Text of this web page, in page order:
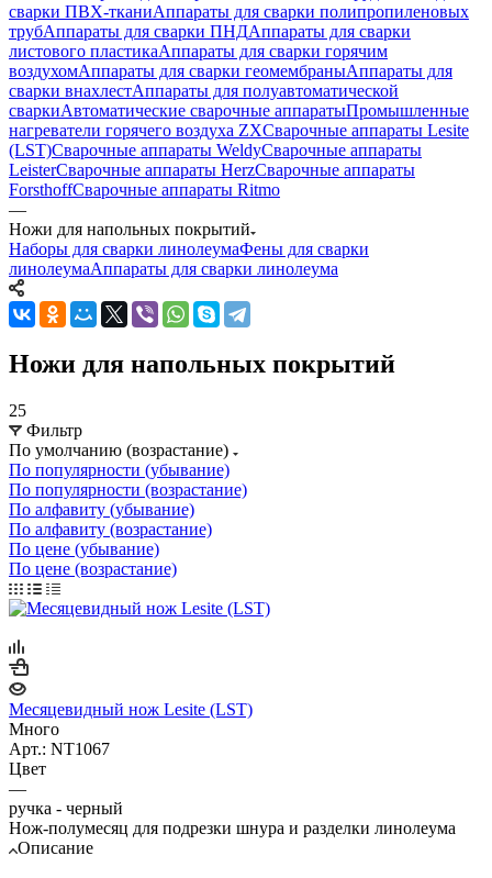
сварки ПВХ-тканиАппараты для сварки полипропиленовых
трубАппараты для сварки ПНДАппараты для сварки
листового пластикаАппараты для сварки горячим
воздухомАппараты для сварки геомембраныАппараты для
сварки внахлестАппараты для полуавтоматической
сваркиАвтоматические сварочные аппаратыПромышленные
нагреватели горячего воздуха ZXСварочные аппараты Lesite
(LST)Сварочные аппараты WeldyСварочные аппараты
LeisterСварочные аппараты HerzСварочные аппараты
ForsthoffСварочные аппараты Ritmo
—
Ножи для напольных покрытий
Наборы для сварки линолеумаФены для сварки
линолеумаАппараты для сварки линолеума
Ножи для напольных покрытий
25
Фильтр
По умолчанию (возрастание)
По популярности (убывание)
По популярности (возрастание)
По алфавиту (убывание)
По алфавиту (возрастание)
По цене (убывание)
По цене (возрастание)
Месяцевидный нож Lesite (LST)
Много
Арт.: NT1067
Цвет
—
ручка - черный
Нож-полумесяц для подрезки шнура и разделки линолеума
Описание